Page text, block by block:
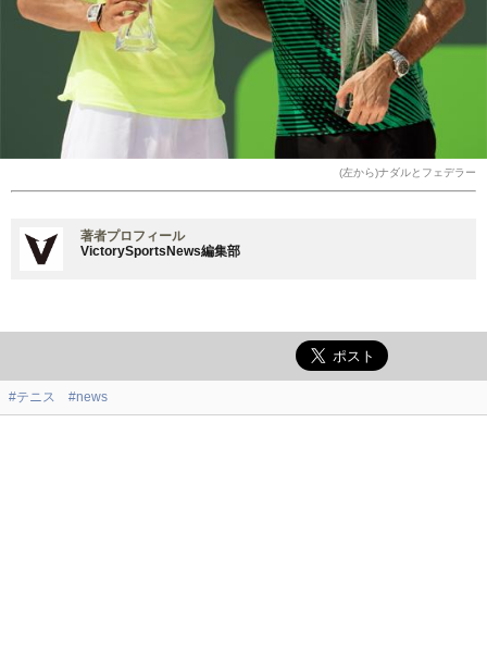
(左から)ナダルとフェデラー
著者プロフィール
VictorySportsNews編集部
#テニス #news